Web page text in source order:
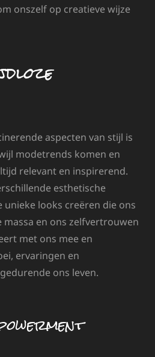
onszelf op creatieve wijze
aspecten van stijl is
modetrends komen en
relevant en inspirerend.
esthetische
unieke looks creëren die ons
massa en ons zelfvertrouwen
met ons mee en
ervaringen en
ons leven.